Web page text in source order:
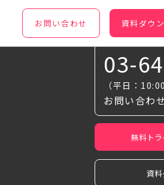
お問い合わせ 資料ダウ
お気軽に相
03-
（平日：
お問い合わ
無料ト
資料